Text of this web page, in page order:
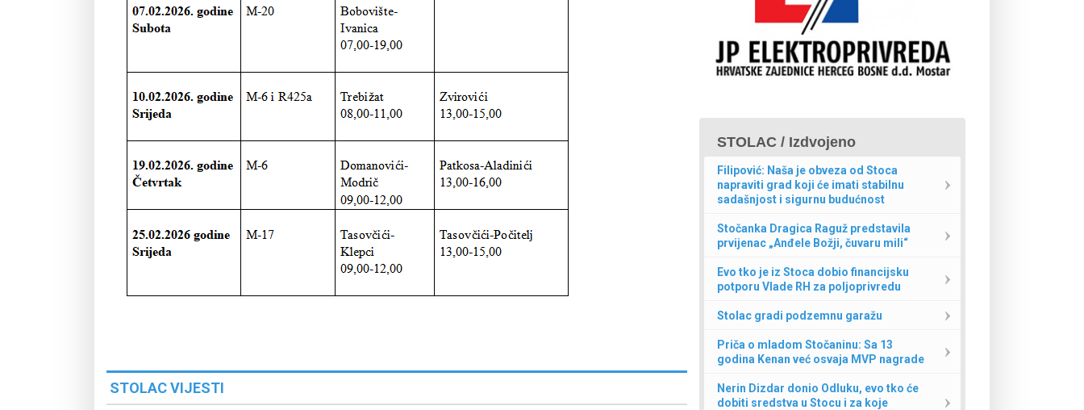
STOLAC VIJESTI
STOLAC / Izdvojeno
Filipović: Naša je obveza od Stoca
napraviti grad koji će imati stabilnu
sadašnjost i sigurnu budućnost
Stočanka Dragica Raguž predstavila
prvijenac „Anđele Božji, čuvaru mili“
Evo tko je iz Stoca dobio financijsku
potporu Vlade RH za poljoprivredu
Stolac gradi podzemnu garažu
Priča o mladom Stočaninu: Sa 13
godina Kenan već osvaja MVP nagrade
Nerin Dizdar donio Odluku, evo tko će
dobiti sredstva u Stocu i za koje